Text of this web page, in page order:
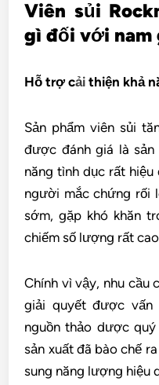
Viên sủi
gì đối với nam
Hỗ trợ cải thiện khả
Sản phẩm viên sủi
được đánh giá là
năng tình dục rất
người mắc chứng rối
sớm, gặp khó khăn
chiếm số lượng rất
Chính vì vậy, nhu cầu
giải quyết được
nguồn thảo dược
sản xuất đã bào chế
sung năng lượng hiệu